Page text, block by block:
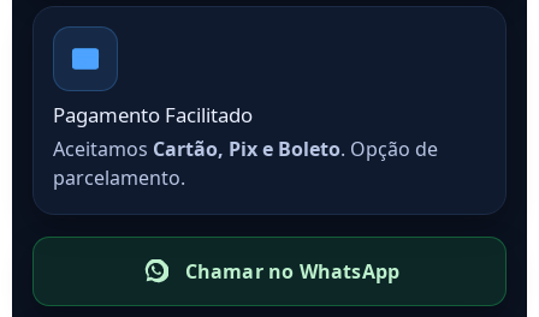
Pagamento Facilitado
Aceitamos Cartão, Pix e Boleto. Opção de
parcelamento.
Chamar no WhatsApp